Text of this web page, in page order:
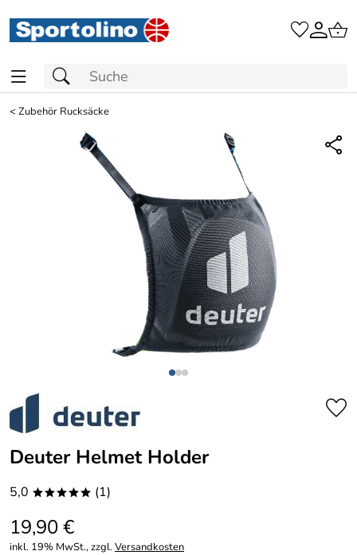
<Zubehör Rucksäcke
Deuter Helmet Holder
5,0 ***** (1)
19,90 €
inkl. 19% MwSt., zzgl.Versandkosten